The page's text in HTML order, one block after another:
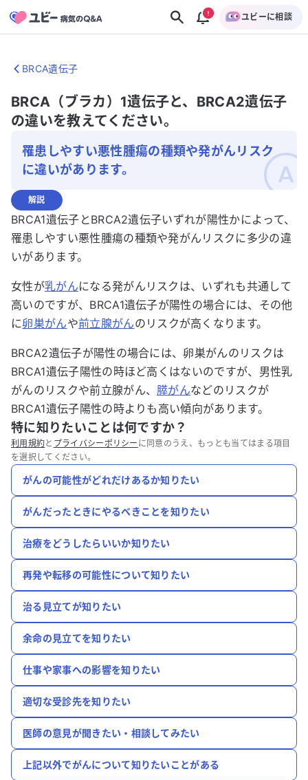
ユビーに相談
BRCA遺伝子
BRCA（ブラカ）1遺伝子と、BRCA2遺伝子
の違いを教えてください。
罹患しやすい悪性腫瘍の種類や発がんリスク
に違いがあります。
解説
BRCA1遺伝子とBRCA2遺伝子いずれが陽性かによって、
罹患しやすい悪性腫瘍の種類や発がんリスクに多少の違
いがあります。
女性が乳がんになる発がんリスクは、いずれも共通して
高いのですが、BRCA1遺伝子が陽性の場合には、その他
に卵巣がんや前立腺がんのリスクが高くなります。
BRCA2遺伝子が陽性の場合には、卵巣がんのリスクは
BRCA1遺伝子陽性の時ほど高くはないのですが、男性乳
がんのリスクや前立腺がん、 膵がんなどのリスクが
BRCA1遺伝子陽性の時よりも高い傾向があります。
特に知りたいことは何ですか？
利用規約と プライバシーポリシー に同意のうえ、もっとも当てはまる項目
を選択してください。
がんの可能性がどれだけあるか知りたい
がんだったときにやるべきことを知りたい
治療をどうしたらいいか知りたい
再発や転移の可能性について知りたい
治る見立てが知りたい
余命の見立てを知りたい
仕事や家事への影響を知りたい
適切な受診先を知りたい
医師の意見が聞きたい・相談してみたい
上記以外でがんについて知りたいことがある